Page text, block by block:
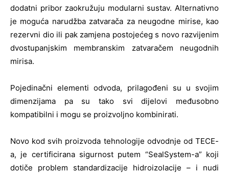
dodatni pribor zaokružuju modularni sustav. Alternativno
je moguća narudžba zatvarača za neugodne mirise, kao
rezervni dio ili pak zamjena postojećeg s novo razvijenim
dvostupanjskim membranskim zatvaračem neugodnih
mirisa.
Pojedinačni elementi odvoda, prilagođeni su u svojim
dimenzijama pa su tako svi dijelovi međusobno
kompatibilni i mogu se proizvoljno kombinirati.
Novo kod svih proizvoda tehnologije odvodnje od TECE-
a, je certificirana sigurnost putem “SealSystem-a” koji
dotiče problem standardizacije hidroizolacije – i nudi